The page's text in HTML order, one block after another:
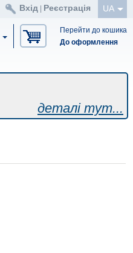
UA
Вхід Реєстрація
Перейти до кошика
До оформлення
деталі тут...